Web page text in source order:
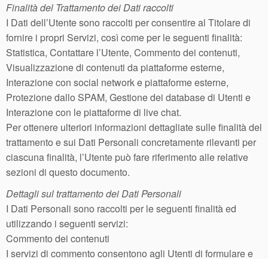
Finalità del Trattamento dei Dati raccolti
I Dati dell’Utente sono raccolti per consentire al Titolare di
fornire i propri Servizi, così come per le seguenti finalità:
Statistica, Contattare l’Utente, Commento dei contenuti,
Visualizzazione di contenuti da piattaforme esterne,
Interazione con social network e piattaforme esterne,
Protezione dallo SPAM, Gestione dei database di Utenti e
Interazione con le piattaforme di live chat.
Per ottenere ulteriori informazioni dettagliate sulle finalità del
trattamento e sui Dati Personali concretamente rilevanti per
ciascuna finalità, l’Utente può fare riferimento alle relative
sezioni di questo documento.
Dettagli sul trattamento dei Dati Personali
I Dati Personali sono raccolti per le seguenti finalità ed
utilizzando i seguenti servizi:
Commento dei contenuti
I servizi di commento consentono agli Utenti di formulare e